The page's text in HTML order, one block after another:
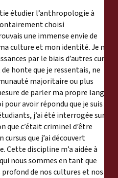
étudier l’anthropologie à
choisi
une immense envie de
culture et mon identité. Je ne
par le biais d’autres cursus
honte que je ressentais, ne
majoritaire ou plus
de parler ma propre langue.
pour avoir répondu que je suis
j’ai été interrogée sur
que c’était criminel d’être
cursus que j’ai découvert
discipline m’a aidée à
nous sommes en tant que
de nos cultures et nos